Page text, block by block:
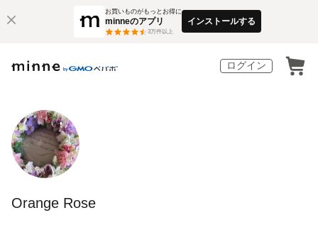
お買いものがもっとお得に
minneのアプリ
3万件以上
インストールする
ログイン
Orange Rose